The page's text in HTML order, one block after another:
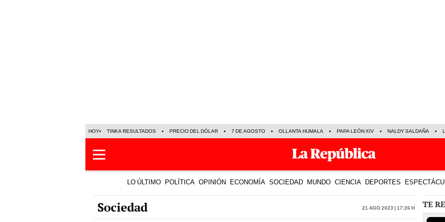
HOY TINKA RESULTADOS PRECIO DEL DÓLAR 7 DE AGOSTO OLLANTA HUMALA PAPA LEÓN XIV NALDY SALDAÑA
LO ÚLTIMO POLÍTICA OPINIÓN ECONOMÍA SOCIEDAD MUNDO CIENCIA DEPORTES
Sociedad 21 Ago 2023 | 17:26 h TE